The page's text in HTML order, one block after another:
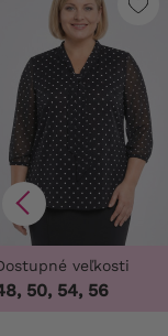
veľkosti
50, 54, 56